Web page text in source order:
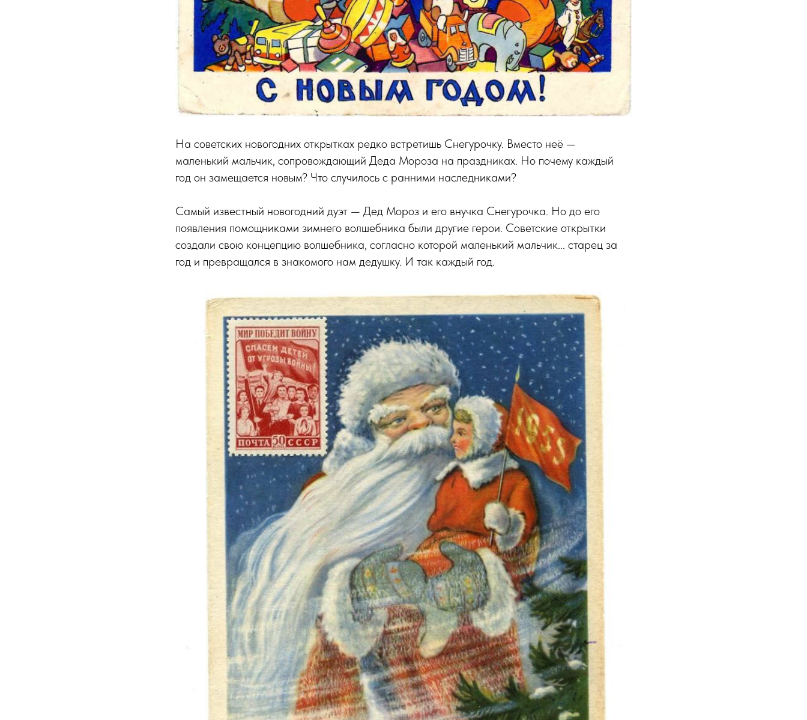
На советских новогодних открытках редко встретишь Снегурочку. Вместо неё —
маленький мальчик, сопровождающий Деда Мороза на праздниках. Но почему каждый
год он замещается новым? Что случилось с ранними наследниками?
Самый известный новогодний дуэт — Дед Мороз и его внучка Снегурочка. Но до его
появления помощниками зимнего волшебника были другие герои. Советские открытки
создали свою концепцию волшебника, согласно которой маленький мальчик... старец за
год и превращался в знакомого нам дедушку. И так каждый год.